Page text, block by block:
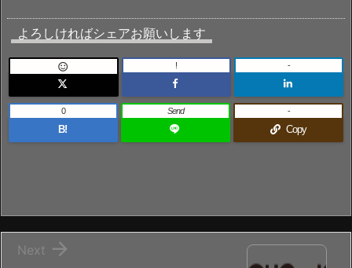
よろしければシェアお願いします
 ! -
B!
0 Send
Copy
-

Next